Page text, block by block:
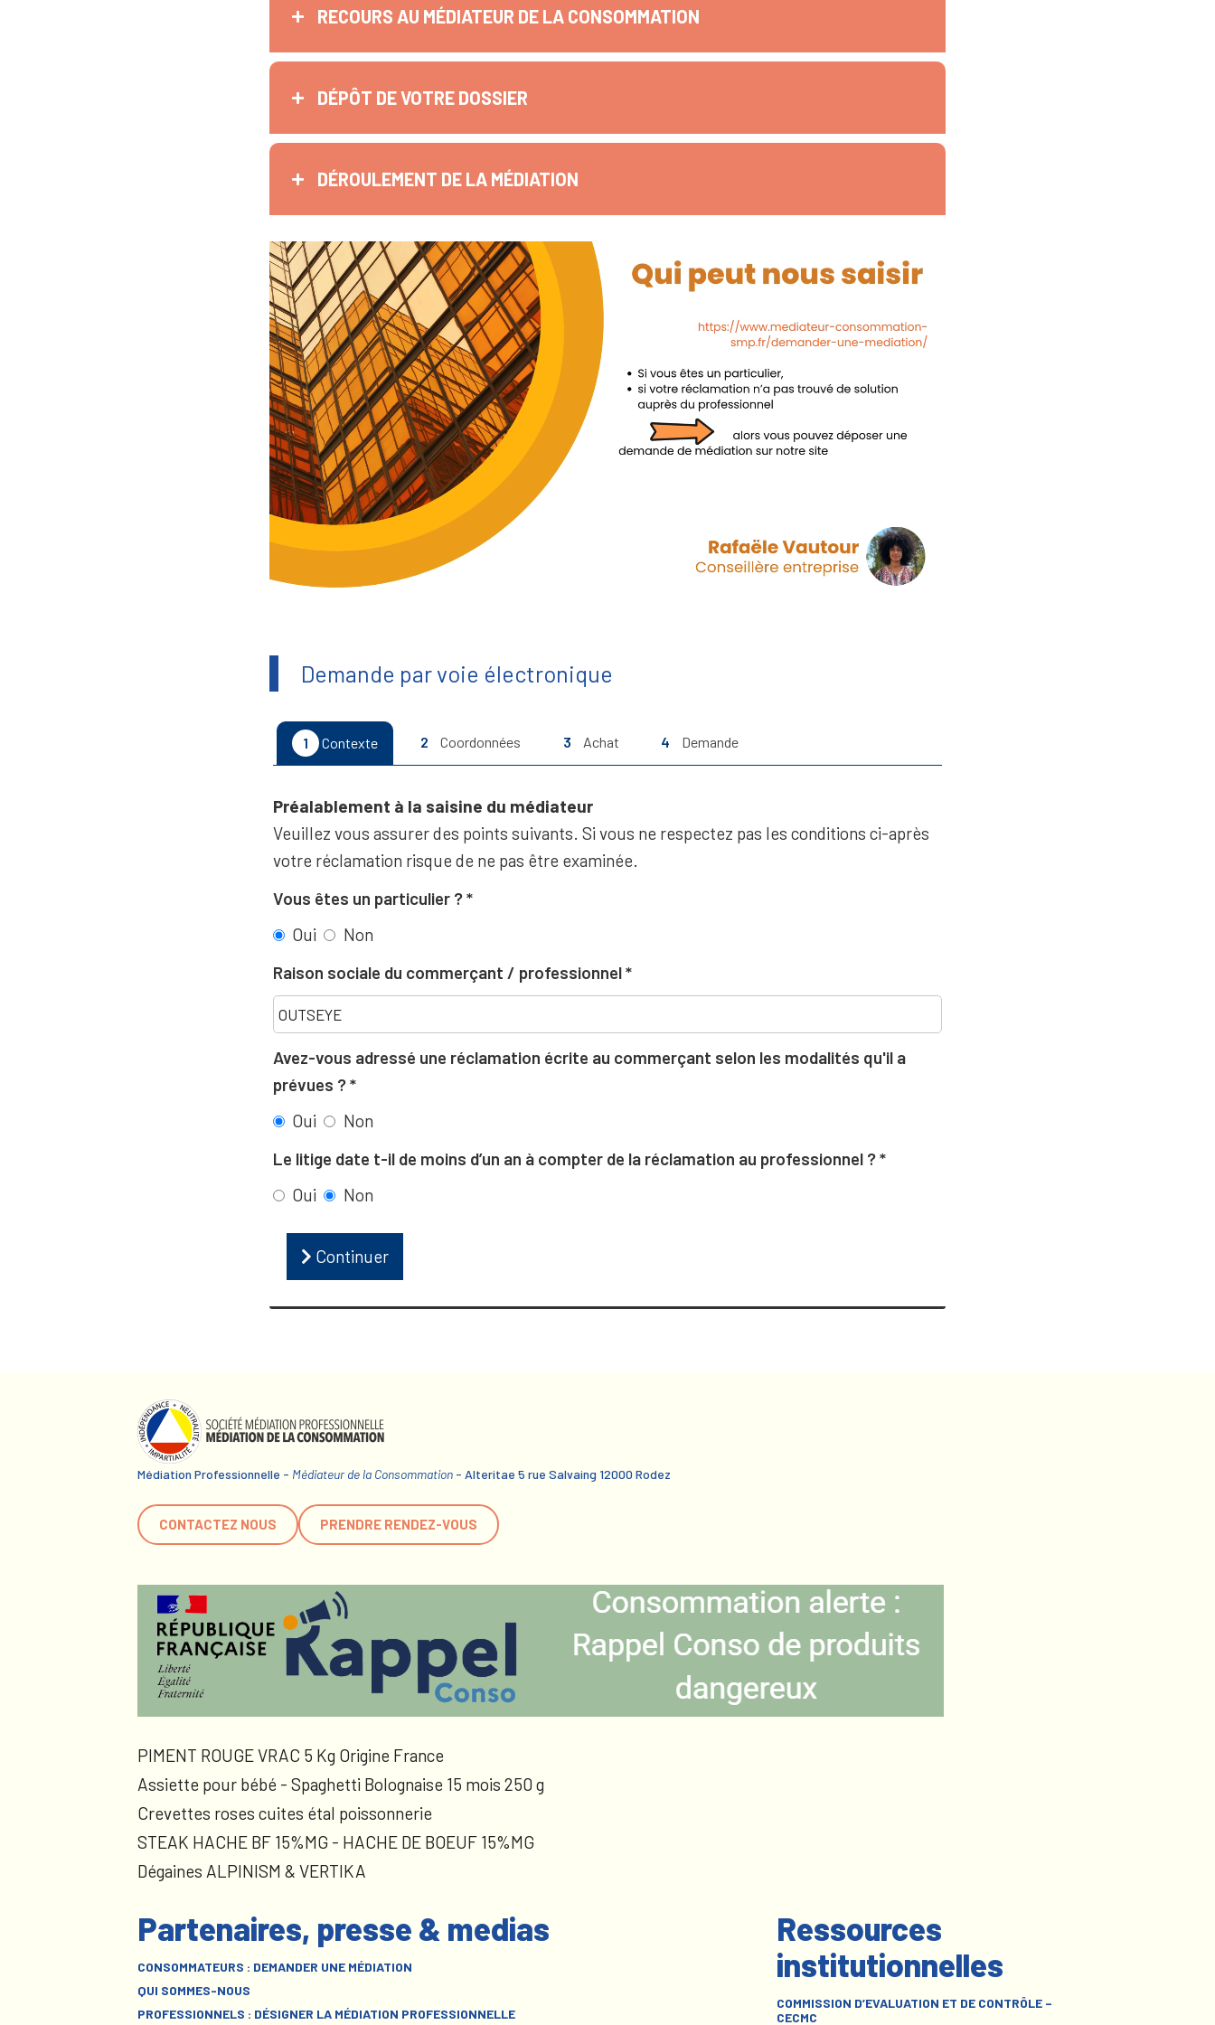
RECOURS AU MÉDIATEUR DE LA CONSOMMATION
DÉPÔT DE VOTRE DOSSIER
DÉROULEMENT DE LA MÉDIATION
Demande par voie électronique
1 Contexte 2 Coordonnées 3 Achat 4 Demande
Préalablement à la saisine du médiateur
Veuillez vous assurer des points suivants. Si vous ne respectez pas les conditions ci-après
votre réclamation risque de ne pas être examinée.
Vous êtes un particulier ?
Oui
Non
Raison sociale du commerçant / professionnel
Avez-vous adressé une réclamation écrite au commerçant selon les modalités qu'il a
prévues ?
Oui
Non
Le litige date t-il de moins d’un an à compter de la réclamation au professionnel ?
Oui
Non
Continuer
Médiation Professionnelle - Médiateur de la Consommation - Alteritae 5 rue Salvaing 12000 Rodez
CONTACTEZ NOUS PRENDRE RENDEZ-VOUS
PIMENT ROUGE VRAC 5 Kg Origine France
Assiette pour bébé - Spaghetti Bolognaise 15 mois 250 g
Crevettes roses cuites étal poissonnerie
STEAK HACHE BF 15%MG - HACHE DE BOEUF 15%MG
Dégaines ALPINISM & VERTIKA
Partenaires, presse & medias
CONSOMMATEURS : DEMANDER UNE MÉDIATION
QUI SOMMES-NOUS
PROFESSIONNELS : DÉSIGNER LA MÉDIATION PROFESSIONNELLE
Ressources
institutionnelles
COMMISSION D’EVALUATION ET DE CONTRÔLE –
CECMC